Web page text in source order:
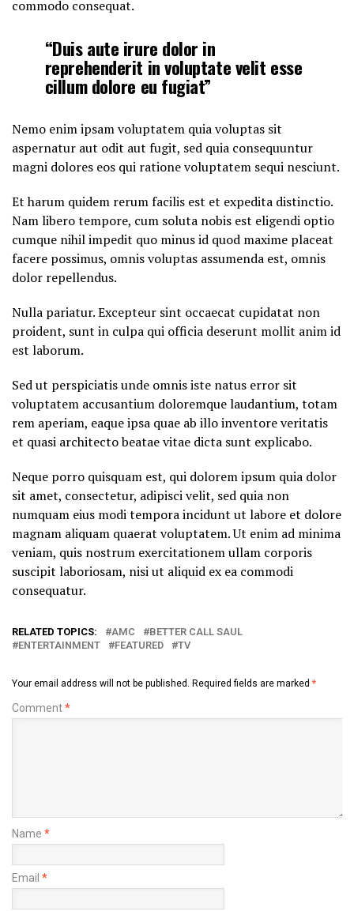
commodo consequat.
“Duis aute irure dolor in
reprehenderit in voluptate velit esse
cillum dolore eu fugiat”
Nemo enim ipsam voluptatem quia voluptas sit
aspernatur aut odit aut fugit, sed quia consequuntur
magni dolores eos qui ratione voluptatem sequi nesciunt.
Et harum quidem rerum facilis est et expedita distinctio.
Nam libero tempore, cum soluta nobis est eligendi optio
cumque nihil impedit quo minus id quod maxime placeat
facere possimus, omnis voluptas assumenda est, omnis
dolor repellendus.
Nulla pariatur. Excepteur sint occaecat cupidatat non
proident, sunt in culpa qui officia deserunt mollit anim id
est laborum.
Sed ut perspiciatis unde omnis iste natus error sit
voluptatem accusantium doloremque laudantium, totam
rem aperiam, eaque ipsa quae ab illo inventore veritatis
et quasi architecto beatae vitae dicta sunt explicabo.
Neque porro quisquam est, qui dolorem ipsum quia dolor
sit amet, consectetur, adipisci velit, sed quia non
numquam eius modi tempora incidunt ut labore et dolore
magnam aliquam quaerat voluptatem. Ut enim ad minima
veniam, quis nostrum exercitationem ullam corporis
suscipit laboriosam, nisi ut aliquid ex ea commodi
consequatur.
RELATED TOPICS: AMC
BETTER CALL SAUL
ENTERTAINMENT
FEATURED TV
Your email address will not be published. Required fields are marked *
Comment*
Name *
Email *